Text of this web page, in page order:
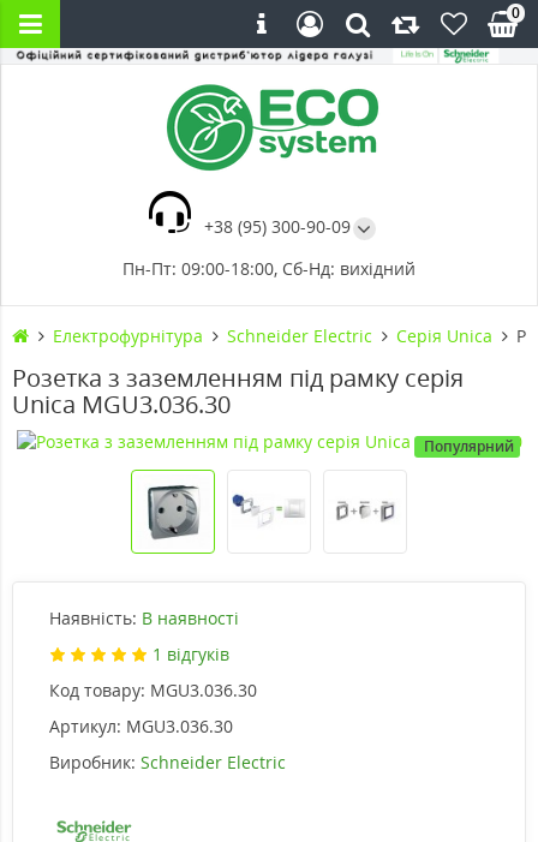
+38 (95) 300-90-09
Пн-Пт: 09:00-18:00, Сб-Нд: вихідний
0
Електрофурнітура Schneider Electric Cерія Unica
Розетка з заземленням під рамку серія
Unica MGU3.036.30
Популярний
Наявність: В наявності
1 відгуків
Код товару: MGU3.036.30
Артикул: MGU3.036.30
Виробник: Schneider Electric